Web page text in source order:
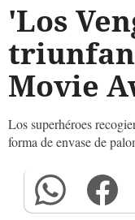
'Los
triunfan
Movie
Los superhéroes
forma de envase de